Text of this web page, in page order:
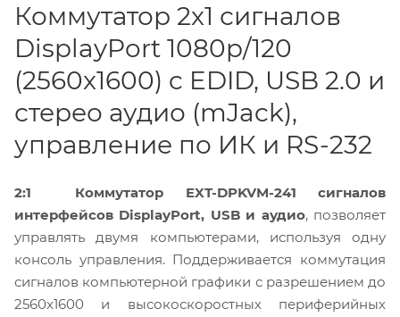
Коммутатор 2x1 сигналов
DisplayPort 1080p/120
(2560x1600) c EDID, USB 2.0 и
стерео аудио (mJack),
управление по ИК и RS-232
2:1 Коммутатор EXT-DPKVM-241 сигналов
интерфейсов DisplayPort, USB и аудио, позволяет
управлять двумя компьютерами, используя одну
консоль управления. Поддерживается коммутация
сигналов компьютерной графики с разрешением до
2560x1600 и высокоскоростных периферийных